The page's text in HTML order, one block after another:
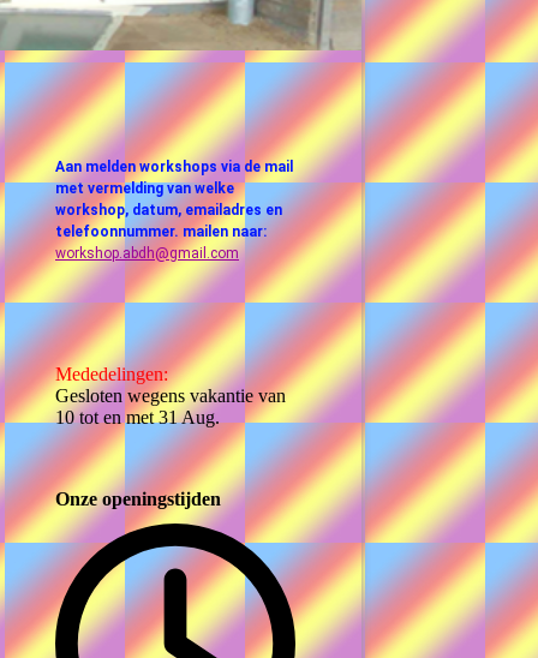
Aan melden workshops via de mail
met vermelding van welke
workshop, datum, emailadres en
telefoonnummer. mailen naar:
workshop.abdh@gmail.com
Mededelingen:
Gesloten wegens vakantie van
10 tot en met 31 Aug.
Onze openingstijden